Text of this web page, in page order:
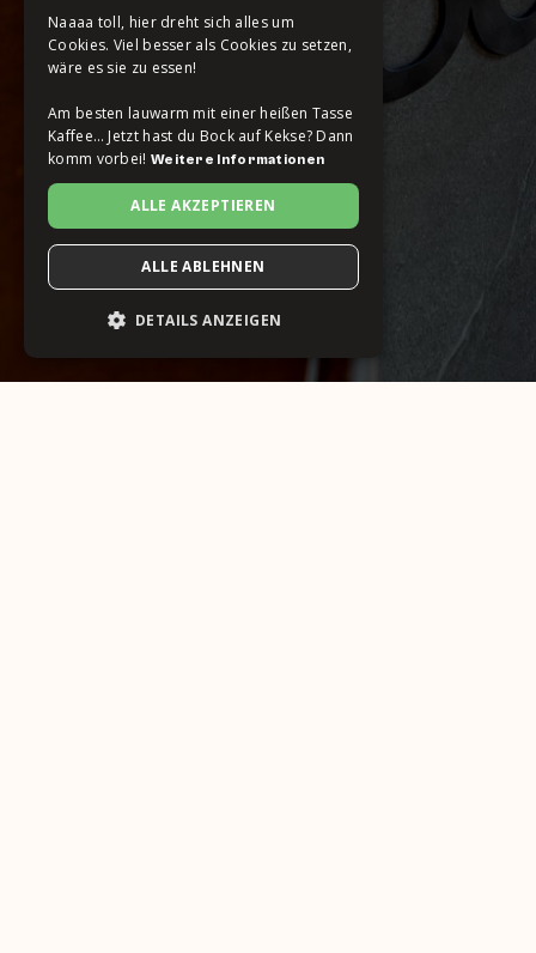
Naaaa toll, hier dreht sich alles um
Cookies. Viel besser als Cookies zu setzen,
wäre es sie zu essen!
Am besten lauwarm mit einer heißen Tasse
Kaffee… Jetzt hast du Bock auf Kekse? Dann
komm vorbei! Weitere Informationen
ALLE AKZEPTIEREN
ALLE ABLEHNEN
DETAILS ANZEIGEN